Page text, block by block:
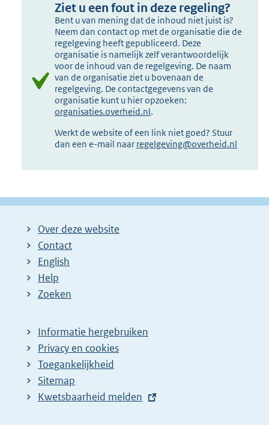
Ziet u een fout in deze regeling?
Bent u van mening dat de inhoud niet juist is?
Neem dan contact op met de organisatie die de
regelgeving heeft gepubliceerd. Deze
organisatie is namelijk zelf verantwoordelijk
voor de inhoud van de regelgeving. De naam
van de organisatie ziet u bovenaan de
regelgeving. De contactgegevens van de
organisatie kunt u hier opzoeken:
organisaties.overheid.nl.
Werkt de website of een link niet goed? Stuur
dan een e-mail naar regelgeving@overheid.nl
Over deze website
Contact
English
Help
Zoeken
Informatie hergebruiken
Privacy en cookies
Toegankelijkheid
Sitemap
E
Kwetsbaarheid melden